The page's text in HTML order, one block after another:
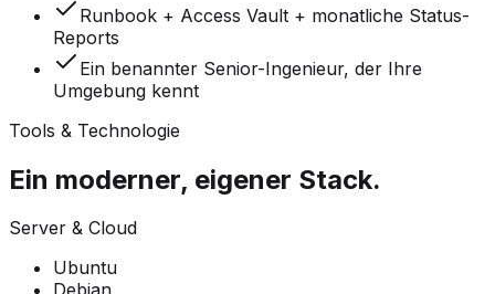
Runbook + Access Vault + monatliche Status-
Reports
Ein benannter Senior-Ingenieur, der Ihre
Umgebung kennt
Tools & Technologie
Ein moderner, eigener Stack.
Server & Cloud
Ubuntu